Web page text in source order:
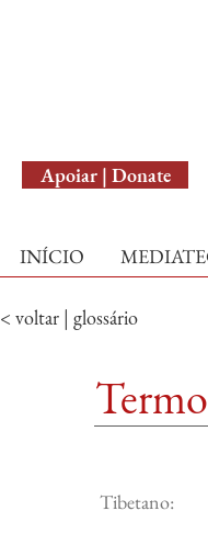
Apoiar | Donate
INÍCIO
< voltar | glossário
Termo
Tibetano: